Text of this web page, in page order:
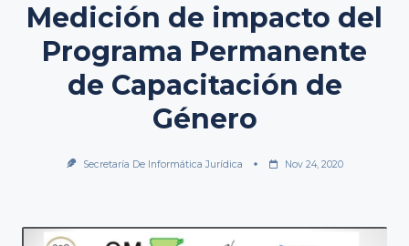
Medición de impacto del
Programa Permanente
de Capacitación de
Género
Secretaría De Informática Jurídica Nov 24, 2020